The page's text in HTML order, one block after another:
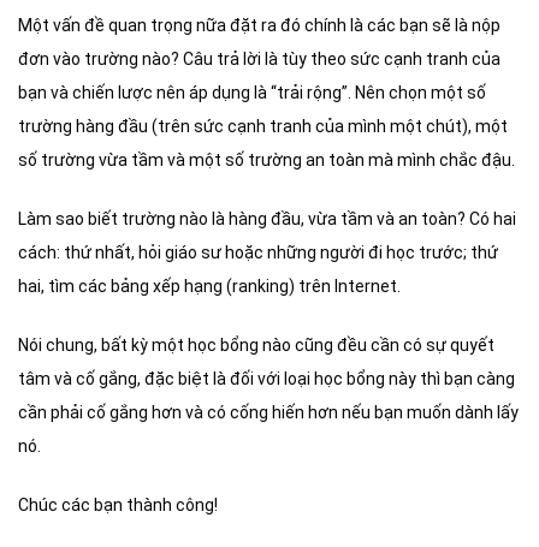
Một vấn đề quan trọng nữa đặt ra đó chính là các bạn sẽ là nộp
đơn vào trường nào? Câu trả lời là tùy theo sức cạnh tranh của
bạn và chiến lược nên áp dụng là “trải rộng”. Nên chọn một số
trường hàng đầu (trên sức cạnh tranh của mình một chút), một
số trường vừa tầm và một số trường an toàn mà mình chắc đậu.
Làm sao biết trường nào là hàng đầu, vừa tầm và an toàn? Có hai
cách: thứ nhất, hỏi giáo sư hoặc những người đi học trước; thứ
hai, tìm các bảng xếp hạng (ranking) trên Internet.
Nói chung, bất kỳ một học bổng nào cũng đều cần có sự quyết
tâm và cố gắng, đặc biệt là đối với loại học bổng này thì bạn càng
cần phải cố gắng hơn và có cống hiến hơn nếu bạn muốn dành lấy
nó.
Chúc các bạn thành công!